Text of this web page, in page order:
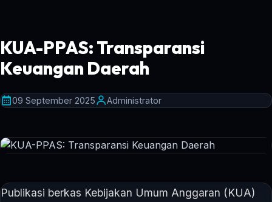
KUA-PPAS: Transparansi
Keuangan Daerah
09 September 2025 Administrator
Publikasi berkas Kebijakan Umum Anggaran (KUA)